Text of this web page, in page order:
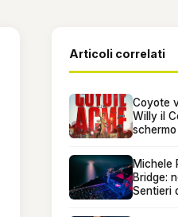
Articoli correlati
Coyote
Willy il
Michele
Bridge:
Sentieri